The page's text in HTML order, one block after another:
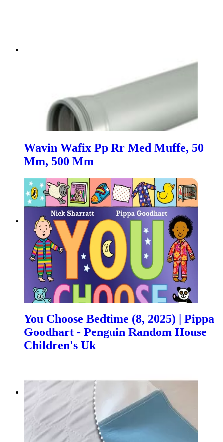
Wavin Wafix Pp Rr Med Muffe, 50
Mm, 500 Mm
You Choose Bedtime (8, 2025) | Pippa
Goodhart - Penguin Random House
Children's Uk